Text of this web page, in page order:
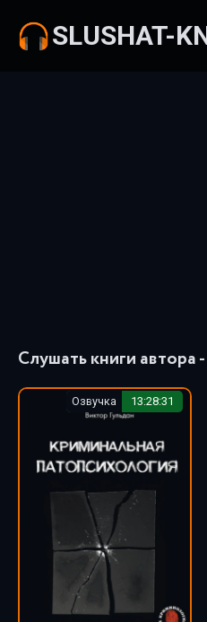
Слушать книги автора -
Озвучка 13:28:31